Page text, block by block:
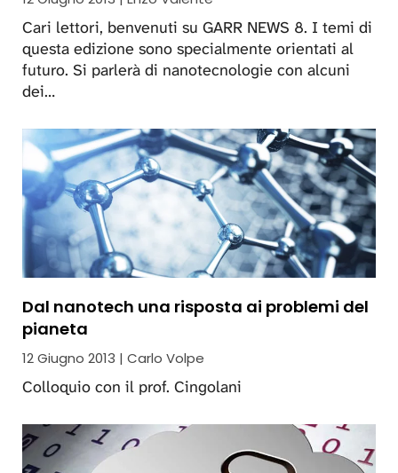
Cari lettori, benvenuti su GARR NEWS 8. I temi di
questa edizione sono specialmente orientati al
futuro. Si parlerà di nanotecnologie con alcuni
dei…
Dal nanotech una risposta ai problemi del
pianeta
12 Giugno 2013 | Carlo Volpe
Colloquio con il prof. Cingolani